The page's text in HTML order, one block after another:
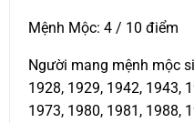
Mệnh Mộc: 4 / 10 điểm
Người mang mệnh mộc
1928, 1929, 1942, 1943,
1973, 1980, 1981, 1988,